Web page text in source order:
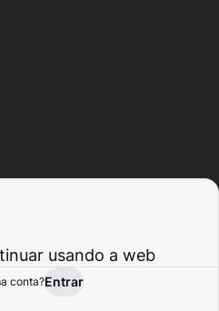
Atividade
usando a web
conta?Entrar